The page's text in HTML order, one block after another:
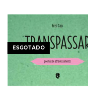
ESGOTADO